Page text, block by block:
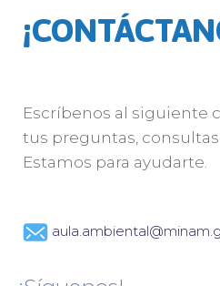
Escríbenos al siguiente
tus preguntas,
Estamos para ayudarte.